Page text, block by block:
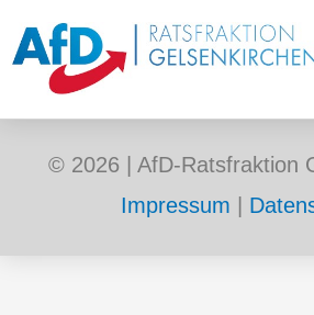
Inhalt
springen
© 2026 | AfD-Ratsfraktion
Impressum